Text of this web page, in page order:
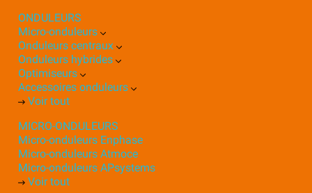
ONDULEURS
Micro-onduleurs
Onduleurs centraux
Onduleurs hybrides
Optimiseurs
Accessoires onduleurs
Voir tout
MICRO-ONDULEURS
Micro-onduleurs Enphase
Micro-onduleurs Atmoce
Micro-onduleurs APsystems
Voir tout